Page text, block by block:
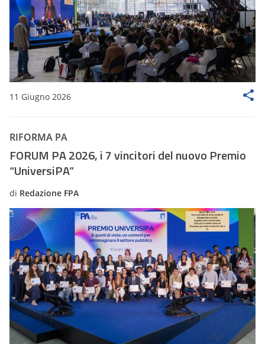
11 Giugno 2026
RIFORMA PA
FORUM PA 2026, i 7 vincitori del nuovo Premio
“UniversiPA”
di Redazione FPA